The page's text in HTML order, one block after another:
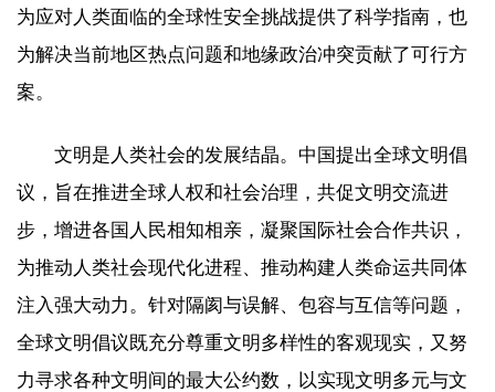
为应对人类面临的全球性安全挑战提供了科学指南，也
为解决当前地区热点问题和地缘政治冲突贡献了可行方
案。
文明是人类社会的发展结晶。中国提出全球文明倡
议，旨在推进全球人权和社会治理，共促文明交流进
步，增进各国人民相知相亲，凝聚国际社会合作共识，
为推动人类社会现代化进程、推动构建人类命运共同体
注入强大动力。针对隔阂与误解、包容与互信等问题，
全球文明倡议既充分尊重文明多样性的客观现实，又努
力寻求各种文明间的最大公约数，以实现文明多元与文